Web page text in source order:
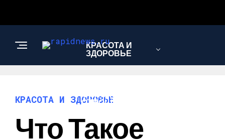
КРАСОТА И
ЗДОРОВЬЕ
ПСИХОЛОГИЯ И
ОТНОШЕНИЯ
КРАСОТА И ЗДОРОВЬЕ
Что Такое